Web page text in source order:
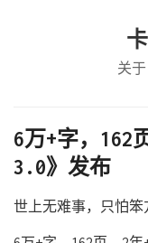
关于
6万+字，162
3.0》发布
世上无难事，只怕笨